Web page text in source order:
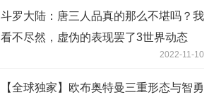
斗罗大陆：唐三人品真的那么不堪吗？我
看不尽然，虚伪的表现罢了3世界动态
2022-11-10
【全球独家】欧布奥特曼三重形态与智勇